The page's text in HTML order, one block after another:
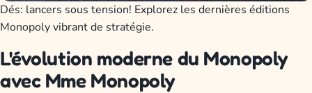
Dés: lancers sous tension! Explorez les dernières éditions
Monopoly vibrant de stratégie.
L'évolution moderne du Monopoly
avec Mme Monopoly